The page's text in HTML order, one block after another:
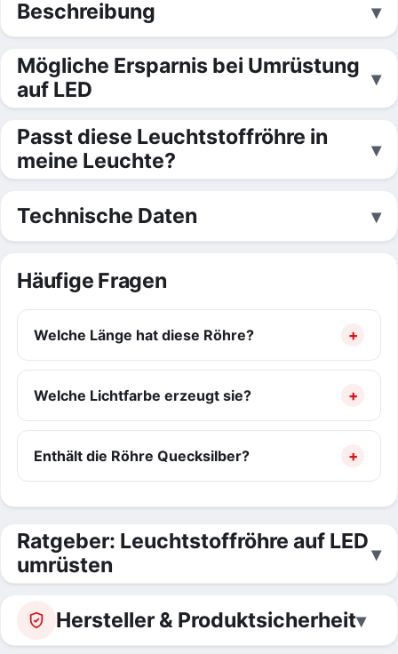
Beschreibung
Mögliche Ersparnis bei Umrüstung
auf LED
Passt diese Leuchtstoffröhre in
meine Leuchte?
Technische Daten
Häufige Fragen
Welche Länge hat diese Röhre?
Welche Lichtfarbe erzeugt sie?
Enthält die Röhre Quecksilber?
Ratgeber: Leuchtstoffröhre auf LED
umrüsten
Hersteller & Produktsicherheit